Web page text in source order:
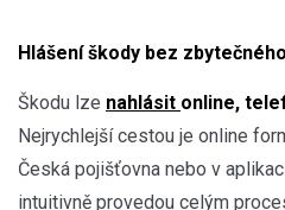
Hlášení škody bez
Škodu lze nahlásit online,
Nejrychlejší cestou je online
Česká pojišťovna nebo v
intuitivně provedou celým